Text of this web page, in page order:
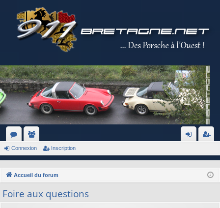
or
m
s
e
br
es
pti
Connexion Inscription
Accueil du forum
Foire aux questions